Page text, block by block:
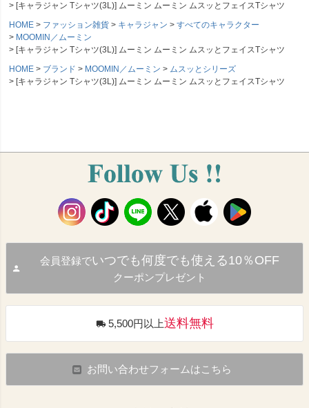
[キャラジャン Tシャツ(3L)] ムーミン ムーミン ムスッとフェイスTシャツ
HOME
ファッション雑貨 キャラジャン
すべてのキャラクター
MOOMIN／ムーミン
[キャラジャン Tシャツ(3L)] ムーミン ムーミン ムスッとフェイスTシャツ
HOME
ブランド MOOMIN／ムーミン
ムスッとシリーズ
[キャラジャン Tシャツ(3L)] ムーミン ムーミン ムスッとフェイスTシャツ
会員登録でいつでも何度でも使える10％OFF
クーポンプレゼント
5,500円以上送料無料
お問い合わせフォームはこちら